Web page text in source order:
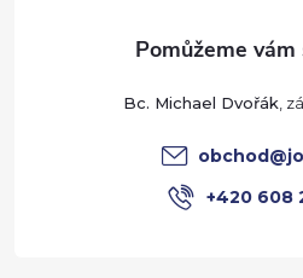
Bc. Michael Dvořák
obchod@
+420 608